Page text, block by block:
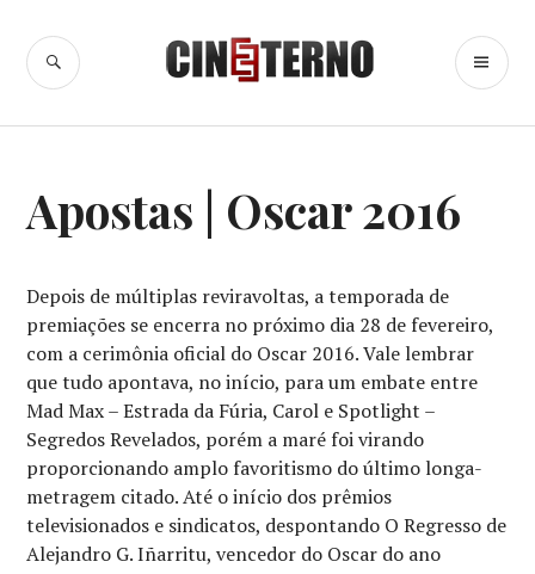
para
conteúdo
Cine Eterno
BUSCA
CINEMA,
OSCAR
Apostas | Oscar 2016
Depois de múltiplas reviravoltas, a temporada de
premiações se encerra no próximo dia 28 de fevereiro,
com a cerimônia oficial do Oscar 2016. Vale lembrar
que tudo apontava, no início, para um embate entre
Mad Max – Estrada da Fúria, Carol e Spotlight –
Segredos Revelados, porém a maré foi virando
proporcionando amplo favoritismo do último longa-
metragem citado. Até o início dos prêmios
televisionados e sindicatos, despontando O Regresso de
Alejandro G. Iñarritu, vencedor do Oscar do ano